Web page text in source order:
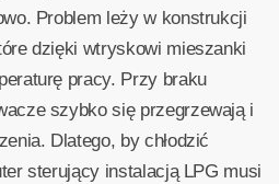
Problem leży w konstrukcji
dzięki wtryskowi mieszanki
pracy. Przy braku
szybko się przegrzewają i
Dlatego, by chłodzić
sterujący instalacją LPG musi